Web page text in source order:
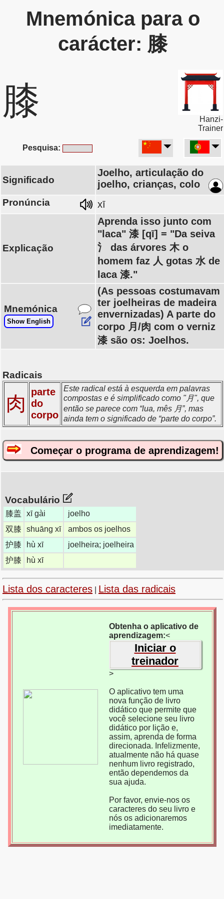
Mnemónica para o
carácter: 膝
膝
Hanzi-
Trainer
Pesquisa:
Significado
Joelho, articulação do
joelho, crianças, colo
Pronúncia xī
Explicação
Aprenda isso junto com
"laca" 漆 [qī] = "Da seiva
氵 das árvores 木 o
homem faz 人 gotas 水 de
laca 漆."
Mnemónica
Show English
(As pessoas costumavam
ter joelheiras de madeira
envernizadas) A parte do
corpo 月/肉 com o verniz
漆 são os: Joelhos.
Radicais
肉
parte
do
corpo
Este radical está à esquerda em palavras
compostas e é simplificado como "月", que
então se parece com “lua, mês 月”, mas
ainda tem o significado de “parte do corpo”.
Começar o programa de aprendizagem!
Vocabulário
膝盖 xī gài
joelho
双膝
shuāng xī
ambos os joelhos
护膝
hù xī
joelheira; joelheira
护膝
hù xī
Lista dos caracteres Lista das radicais
Obtenha o aplicativo de
aprendizagem:<
Iniciar o
treinador
>
O aplicativo tem uma
nova função de livro
didático que permite que
você selecione seu livro
didático por lição e,
assim, aprenda de forma
direcionada. Infelizmente,
atualmente não há quase
nenhum livro registrado,
então dependemos da
sua ajuda.
Por favor, envie-nos os
caracteres do seu livro e
nós os adicionaremos
imediatamente.